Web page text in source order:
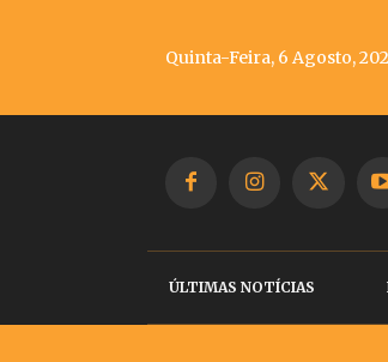
Quinta-Feira, 6 Agosto,
ÚLTIMAS NOTÍCIAS